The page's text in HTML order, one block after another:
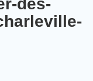
des-